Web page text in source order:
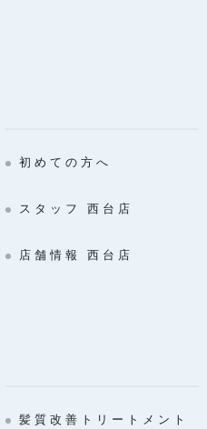
初めての方へ
スタッフ 西台店
店舗情報 西台店
髪質改善トリートメント